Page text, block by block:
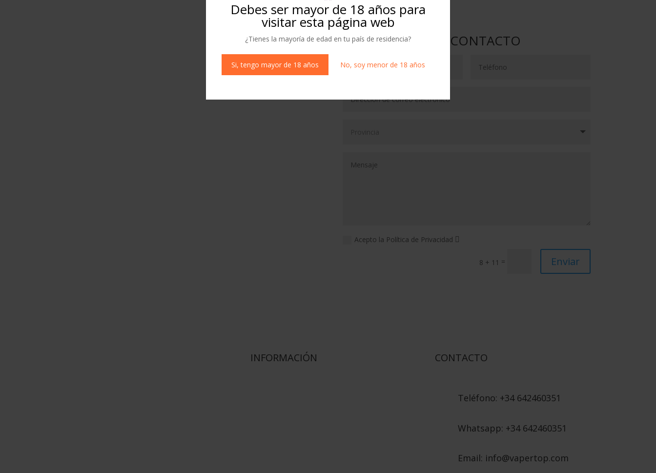
Debes ser mayor de 18 años para
visitar esta página web
¿Tienes la mayoría de edad en tu país de residencia?
Si, tengo mayor de 18 años No, soy menor de 18 años
FORMULARIO DE CONTACTO
Acepto la Política de Privacidad
8 + 11 = Enviar
INFORMACIÓN CONTACTO
Teléfono: +34 642460351
Whatsapp: +34 642460351
Email: info@vapertop.com